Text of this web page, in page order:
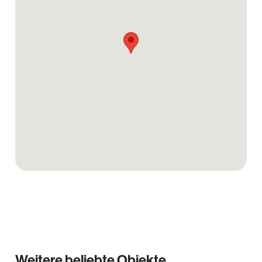
Die Wohnung ist zurzeit bewohnt. Bei den gezeigten